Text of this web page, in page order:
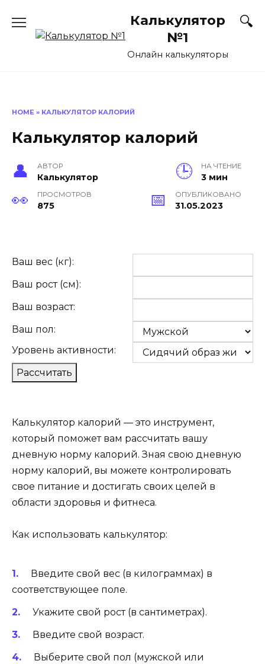
содержанию
Калькулятор
№1
Онлайн калькуляторы
HOME » КАЛЬКУЛЯТОР КАЛОРИЙ
Калькулятор калорий
АВТОР
Калькулятор
НА ЧТЕНИЕ
3 мин
ПРОСМОТРОВ
875
ОПУБЛИКОВАНО
31.05.2023
Ваш вес (кг):
Ваш рост (см):
Ваш возраст:
Ваш пол:
Уровень активности:
Рассчитать
Калькулятор калорий — это инструмент,
который поможет вам рассчитать вашу
дневную норму калорий. Зная свою дневную
норму калорий, вы можете контролировать
свое питание и достигать своих целей в
области здоровья и фитнеса.
Как использовать калькулятор:
Введите свой вес (в килограммах) в
соответствующее поле.
Укажите свой рост (в сантиметрах).
Введите свой возраст.
Выберите свой пол (мужской или